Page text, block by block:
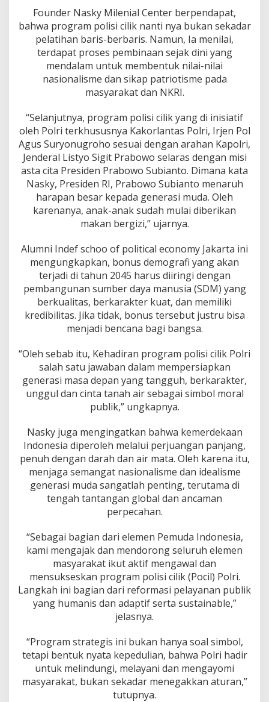
o
l
r
B
e
r
h
i
l
L
a
h
i
r
k
a
n
G
n
e
r
a
i
M
u
a
e
r
j
a
K
e
b
a
n
g
s
a
n
Founder Nasky Milenial Center berpendapat,
bahwa program polisi cilik nanti nya bukan sekadar
pelatihan baris-berbaris. Namun, Ia menilai,
terdapat proses pembinaan sejak dini yang
mendalam untuk membentuk nilai-nilai
nasionalisme dan sikap patriotisme pada
masyarakat dan NKRI.
“Selanjutnya, program polisi cilik yang di inisiatif
oleh Polri terkhususnya Kakorlantas Polri, Irjen Pol
Agus Suryonugroho sesuai dengan arahan Kapolri,
Jenderal Listyo Sigit Prabowo selaras dengan misi
asta cita Presiden Prabowo Subianto. Dimana kata
Nasky, Presiden RI, Prabowo Subianto menaruh
harapan besar kepada generasi muda. Oleh
karenanya, anak-anak sudah mulai diberikan
makan bergizi,” ujarnya.
Alumni Indef schoo of political economy Jakarta ini
mengungkapkan, bonus demografi yang akan
terjadi di tahun 2045 harus diiringi dengan
pembangunan sumber daya manusia (SDM) yang
berkualitas, berkarakter kuat, dan memiliki
kredibilitas. Jika tidak, bonus tersebut justru bisa
menjadi bencana bagi bangsa.
“Oleh sebab itu, Kehadiran program polisi cilik Polri
salah satu jawaban dalam mempersiapkan
generasi masa depan yang tangguh, berkarakter,
unggul dan cinta tanah air sebagai simbol moral
publik,” ungkapnya.
Nasky juga mengingatkan bahwa kemerdekaan
Indonesia diperoleh melalui perjuangan panjang,
penuh dengan darah dan air mata. Oleh karena itu,
menjaga semangat nasionalisme dan idealisme
generasi muda sangatlah penting, terutama di
tengah tantangan global dan ancaman
perpecahan.
“Sebagai bagian dari elemen Pemuda Indonesia,
kami mengajak dan mendorong seluruh elemen
masyarakat ikut aktif mengawal dan
mensukseskan program polisi cilik (Pocil) Polri.
Langkah ini bagian dari reformasi pelayanan publik
yang humanis dan adaptif serta sustainable,”
jelasnya.
“Program strategis ini bukan hanya soal simbol,
tetapi bentuk nyata kepedulian, bahwa Polri hadir
untuk melindungi, melayani dan mengayomi
masyarakat, bukan sekadar menegakkan aturan,”
tutupnya.